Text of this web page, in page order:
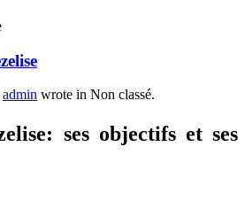
admin wrote in Non classé.
ses objectifs et ses